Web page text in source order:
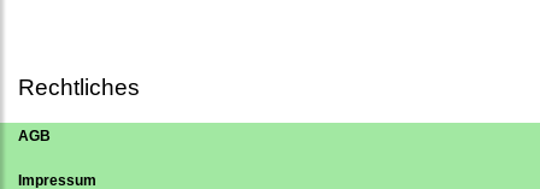
Rechtliches
AGB
Impressum